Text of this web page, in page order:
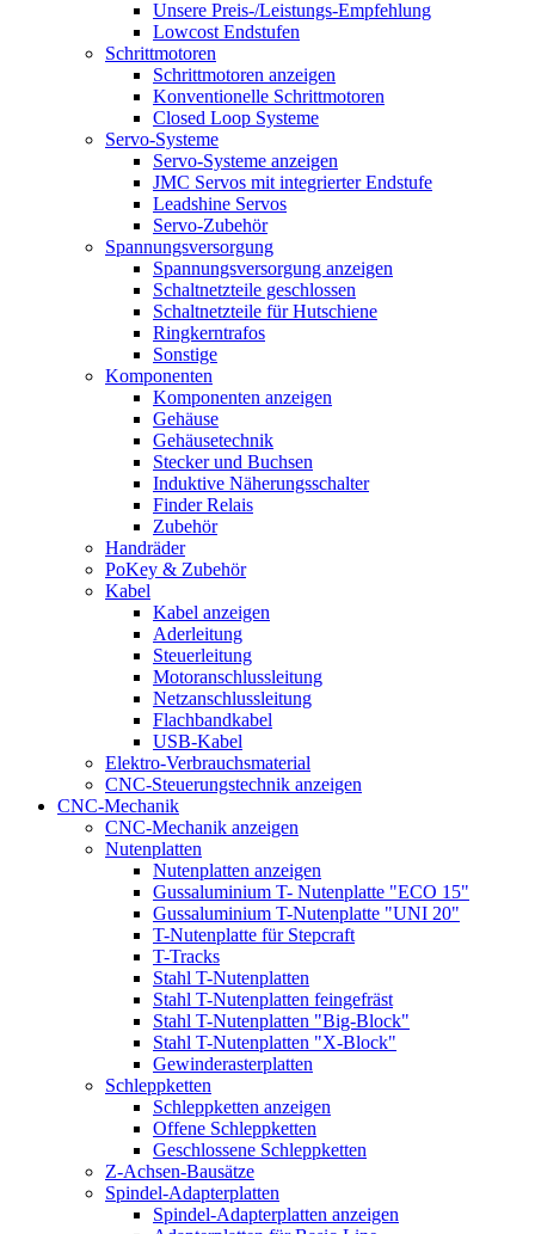
Unsere Preis-/Leistungs-Empfehlung
Lowcost Endstufen
Schrittmotoren
Schrittmotoren anzeigen
Konventionelle Schrittmotoren
Closed Loop Systeme
Servo-Systeme
Servo-Systeme anzeigen
JMC Servos mit integrierter Endstufe
Leadshine Servos
Servo-Zubehör
Spannungsversorgung
Spannungsversorgung anzeigen
Schaltnetzteile geschlossen
Schaltnetzteile für Hutschiene
Ringkerntrafos
Sonstige
Komponenten
Komponenten anzeigen
Gehäuse
Gehäusetechnik
Stecker und Buchsen
Induktive Näherungsschalter
Finder Relais
Zubehör
Handräder
PoKey & Zubehör
Kabel
Kabel anzeigen
Aderleitung
Steuerleitung
Motoranschlussleitung
Netzanschlussleitung
Flachbandkabel
USB-Kabel
Elektro-Verbrauchsmaterial
CNC-Steuerungstechnik anzeigen
CNC-Mechanik
CNC-Mechanik anzeigen
Nutenplatten
Nutenplatten anzeigen
Gussaluminium T- Nutenplatte "ECO 15"
Gussaluminium T-Nutenplatte "UNI 20"
T-Nutenplatte für Stepcraft
T-Tracks
Stahl T-Nutenplatten
Stahl T-Nutenplatten feingefräst
Stahl T-Nutenplatten "Big-Block"
Stahl T-Nutenplatten "X-Block"
Gewinderasterplatten
Schleppketten
Schleppketten anzeigen
Offene Schleppketten
Geschlossene Schleppketten
Z-Achsen-Bausätze
Spindel-Adapterplatten
Spindel-Adapterplatten anzeigen